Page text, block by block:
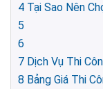
4 Tại Sao Nên
5
6
7 Dịch Vụ Thi
8 Bảng Giá Thi